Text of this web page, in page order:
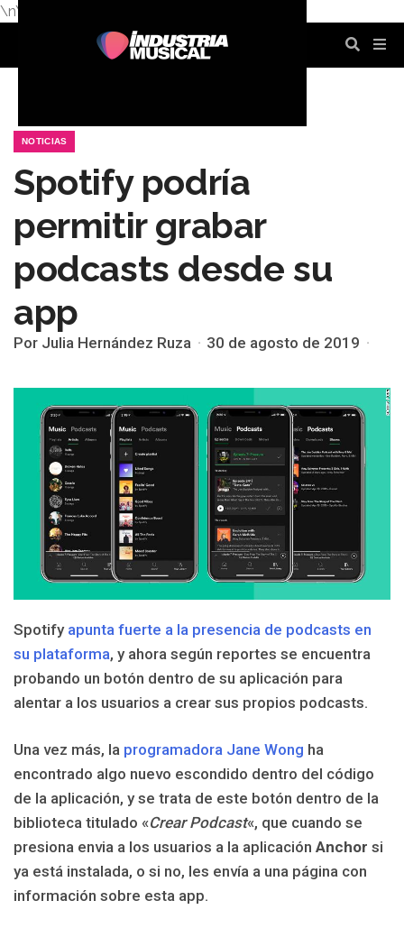
\n\n
NOTICIAS
Spotify podría
permitir grabar
podcasts desde su
app
Por Julia Hernández Ruza 30 de agosto de 2019
Spotify apunta fuerte a la presencia de podcasts en
su plataforma, y ahora según reportes se encuentra
probando un botón dentro de su aplicación para
alentar a los usuarios a crear sus propios podcasts.
Una vez más, la programadora Jane Wong ha
encontrado algo nuevo escondido dentro del código
de la aplicación, y se trata de este botón dentro de la
biblioteca titulado «Crear Podcast«, que cuando se
presiona envia a los usuarios a la aplicación Anchor si
ya está instalada, o si no, les envía a una página con
información sobre esta app.